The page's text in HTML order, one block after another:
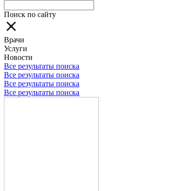
Поиск по сайту
Врачи
Услуги
Новости
Все результаты поиска
Все результаты поиска
Все результаты поиска
Все результаты поиска